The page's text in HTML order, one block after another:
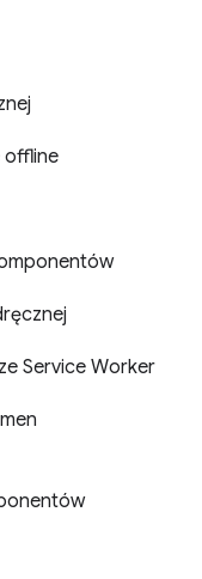
offline
Service Worker